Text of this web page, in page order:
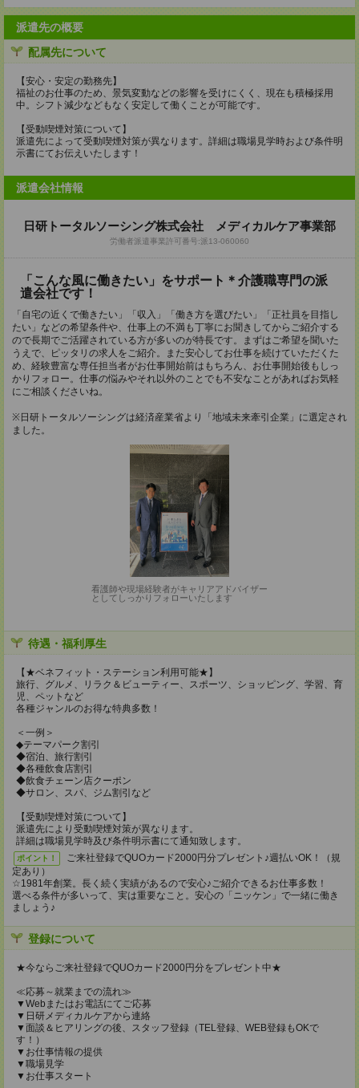
派遣先の概要
配属先について
【安心・安定の勤務先】
福祉のお仕事のため、景気変動などの影響を受けにくく、現在も積極採用
中。シフト減少などもなく安定して働くことが可能です。
【受動喫煙対策について】
派遣先によって受動喫煙対策が異なります。詳細は職場見学時および条件明
示書にてお伝えいたします！
派遣会社情報
日研トータルソーシング株式会社 メディカルケア事業部
労働者派遣事業許可番号:派13-060060
「こんな風に働きたい」をサポート＊介護職専門の派
遣会社です！
「自宅の近くで働きたい」「収入」「働き方を選びたい」「正社員を目指し
たい」などの希望条件や、仕事上の不満も丁寧にお聞きしてからご紹介する
ので長期でご活躍されている方が多いのが特長です。まずはご希望を聞いた
うえで、ピッタリの求人をご紹介。また安心してお仕事を続けていただくた
め、経験豊富な専任担当者がお仕事開始前はもちろん、お仕事開始後もしっ
かりフォロー。仕事の悩みやそれ以外のことでも不安なことがあればお気軽
にご相談くださいね。
※日研トータルソーシングは経済産業省より「地域未来牽引企業」に選定され
ました。
看護師や現場経験者がキャリアアドバイザー
としてしっかりフォローいたします
待遇・福利厚生
【★ベネフィット・ステーション利用可能★】
旅行、グルメ、リラク＆ビューティー、スポーツ、ショッピング、学習、育
児、ペットなど
各種ジャンルのお得な特典多数！
＜一例＞
◆テーマパーク割引
◆宿泊、旅行割引
◆各種飲食店割引
◆飲食チェーン店クーポン
◆サロン、スパ、ジム割引など
【受動喫煙対策について】
派遣先により受動喫煙対策が異なります。
詳細は職場見学時及び条件明示書にて通知致します。
ポイント！
ご来社登録でQUOカード2000円分プレゼント♪週払いOK！（規
定あり）
☆1981年創業。長く続く実績があるので安心♪ご紹介できるお仕事多数！
選べる条件が多いって、実は重要なこと。安心の「ニッケン」で一緒に働き
ましょう♪
登録について
★今ならご来社登録でQUOカード2000円分をプレゼント中★
≪応募～就業までの流れ≫
▼Webまたはお電話にてご応募
▼日研メディカルケアから連絡
▼面談＆ヒアリングの後、スタッフ登録（TEL登録、WEB登録もOKで
す！）
▼お仕事情報の提供
▼職場見学
▼お仕事スタート